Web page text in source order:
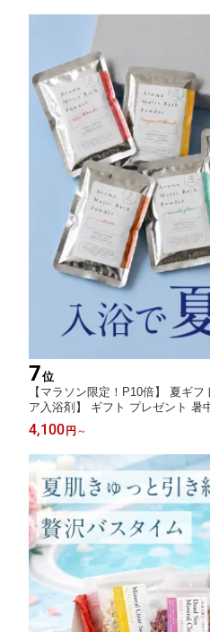
7位
【マラソン限定！P10倍】 夏ギ
ア入浴剤】 ギフト プレゼント 暑
男のスキンケア / 入浴剤保湿 温泉
ー 詰め合わせ 赤ちゃん 敏感 誕
り湯 乾燥肌
4,100 円 ～